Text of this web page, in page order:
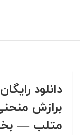
‫‫دانلود
متلب‬ — بخش یکم